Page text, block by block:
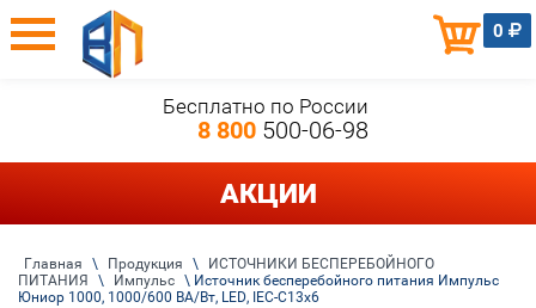
0
Бесплатно по России
8 800500-06-98
АКЦИИ
Главная \ Продукция \
ИСТОЧНИКИ БЕСПЕРЕБОЙНОГО
ПИТАНИЯ
\ Импульс \ Источник бесперебойного питания Импульс
Юниор 1000, 1000/600 ВА/Вт, LED, IEC-C13x6